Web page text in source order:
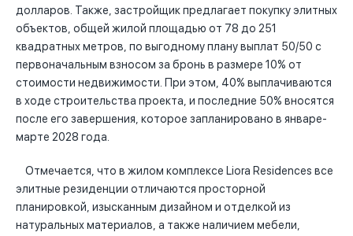
долларов. Также, застройщик предлагает покупку элитных
объектов, общей жилой площадью от 78 до 251
квадратных метров, по выгодному плану выплат 50/50 с
первоначальным взносом за бронь в размере 10% от
стоимости недвижимости. При этом, 40% выплачиваются
в ходе строительства проекта, и последние 50% вносятся
после его завершения, которое запланировано в январе-
марте 2028 года.
Отмечается, что в жилом комплексе Liora Residences все
элитные резиденции отличаются просторной
планировкой, изысканным дизайном и отделкой из
натуральных материалов, а также наличием мебели,